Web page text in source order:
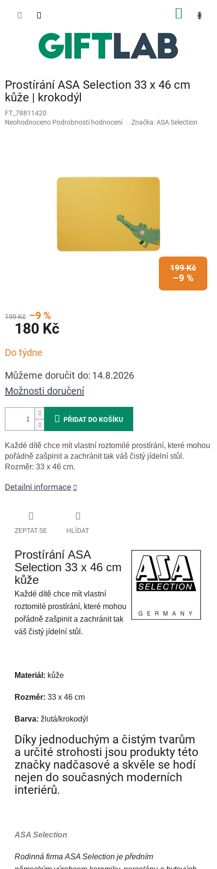
Prostírání ASA Selection 33 x 46 cm
kůže | krokodýl
FT_78811420
Průměrné
Neohodnoceno Podrobnosti hodnocení Značka:ASA Selection
199 Kč
–9 %
199 Kč –9 %
180 Kč
cena:
Do týdne
Můžeme doručit do: 14.8.2026
Možnosti doručení
PŘIDAT DO KOŠÍKU
Každé dítě chce mít vlastní roztomilé prostírání, které mohou
pořádně zašpinit a zachránit tak váš čistý jídelní stůl.
Rozměr: 33 x 46 cm.
Detailní informace
ZEPTAT SE HLÍDAT
Prostírání ASA
Selection 33 x 46 cm
kůže
Každé dítě chce mít vlastní
roztomilé prostírání, které mohou
pořádně zašpinit a zachránit tak
váš čistý jídelní stůl.
Materiál: kůže
Rozměr: 33 x 46 cm
Barva: žlutá/krokodýl
Díky jednoduchým a čistým tvarům
a určité strohosti jsou produkty této
značky nadčasové a skvěle se hodí
nejen do současných moderních
interiérů.
ASA Selection
Rodinná firma ASA Selection je předním